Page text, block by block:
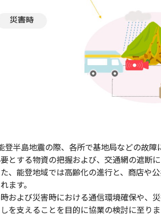
登半島地震の際、各所で基地局などの故
とする物資の把握および、交通網の遮断
、能登地域では高齢化の進行と、商店や
ます。
および災害時における通信環境確保や、
を支えることを目的に協業の検討に至り